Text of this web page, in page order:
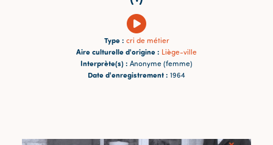
Type : cri de métier
Aire culturelle d'origine : Liège-ville
Interprète(s) : Anonyme (femme)
Date d'enregistrement : 1964